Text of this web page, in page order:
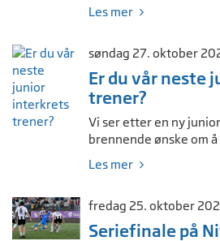
Les mer
søndag 27. oktober
Er du vår neste
trener?
Vi ser etter en ny
brennende ønske om
Les mer
fredag 25. oktober
Seriefinale på